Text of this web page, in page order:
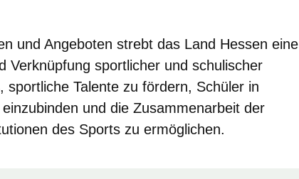
und Angeboten strebt das Land Hessen eine
Verknüpfung sportlicher und schulischer
sportliche Talente zu fördern, Schüler in
und die Zusammenarbeit der
des Sports zu ermöglichen.